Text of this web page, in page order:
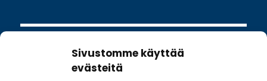
Sivustomme käyttää
evästeitä